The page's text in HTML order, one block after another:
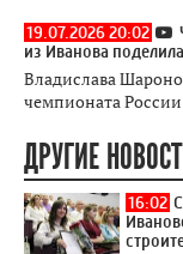
19.07.2026 20:02
из Иванова
Владислава
чемпионата России
ДРУГИЕ
16:02